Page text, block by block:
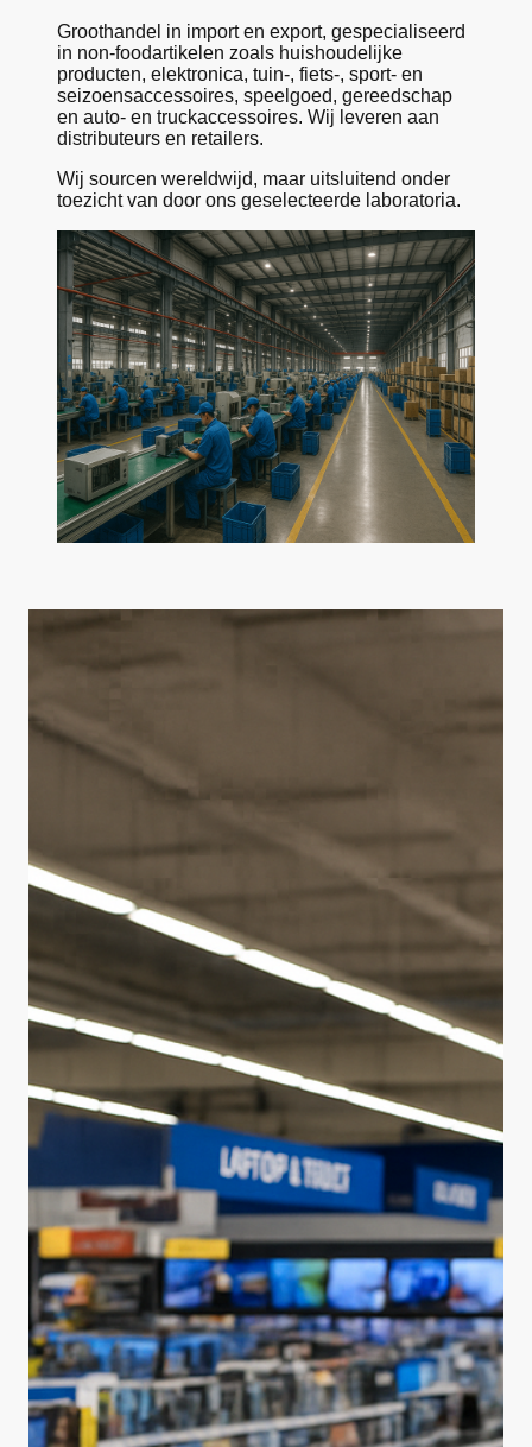
Groothandel in import en export, gespecialiseerd
in non-foodartikelen zoals huishoudelijke
producten, elektronica, tuin-, fiets-, sport- en
seizoensaccessoires, speelgoed, gereedschap
en auto- en truckaccessoires. Wij leveren aan
distributeurs en retailers.
Wij sourcen wereldwijd, maar uitsluitend onder
toezicht van door ons geselecteerde laboratoria.